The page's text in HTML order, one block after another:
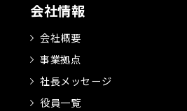
会社情報
会社概要
事業拠点
社長メッセージ
役員一覧